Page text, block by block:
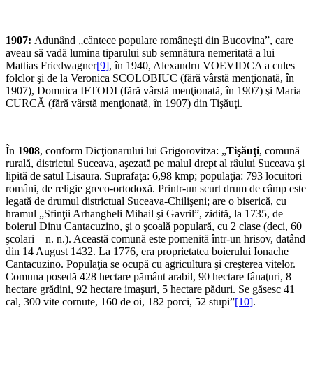
1907: Adunând „cântece populare româneşti din Bucovina”, care
aveau să vadă lumina tiparului sub semnătura nemeritată a lui
Mattias Friedwagner[9], în 1940, Alexandru VOEVIDCA a cules
folclor şi de la Veronica SCOLOBIUC (fără vârstă menţionată, în
1907), Domnica IFTODI (fără vârstă menţionată, în 1907) şi Maria
CURCĂ (fără vârstă menţionată, în 1907) din Tişăuţi.
În 1908, conform Dicţionarului lui Grigorovitza: „Tişăuţi, comună
rurală, districtul Su­ceava, aşezată pe malul drept al râului Suceava şi
lipită de satul Lisaura. Suprafaţa: 6,98 kmp; popu­laţia: 793 locuitori
români, de religie greco-ortodoxă. Printr-un scurt drum de câmp este
legată de drumul districtual Suceava-Chilişeni; are o bise­rică, cu
hramul „Sfinţii Arhangheli Mihail şi Gavril”, zidită, la 1735, de
boierul Dinu Cantacuzino, şi o şcoală populară, cu 2 clase (deci, 60
şcolari – n. n.). Această comună este pome­nită într-un hrisov, datând
din 14 August 1432. La 1776, era proprietatea boierului Ionache
Cantacuzino. Populaţia se ocupă cu agri­cultura şi creşterea vitelor.
Comuna posedă 428 hectare pământ arabil, 90 hectare fânaţuri, 8
hectare grădini, 92 hectare imaşuri, 5 hectare păduri. Se găsesc 41
cal, 300 vite cornute, 160 de oi, 182 porci, 52 stupi”[10].